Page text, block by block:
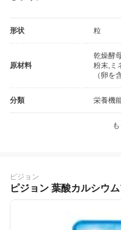
形状 粒
原材料
乾燥酵
粉末,ミ
（卵を
分類 栄養機
ピジョン
ピジョン 葉酸カルシウ